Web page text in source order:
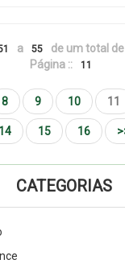
a 55 de um total de
Página ::
11
8 9 10 11
14 15 16
CATEGORIAS